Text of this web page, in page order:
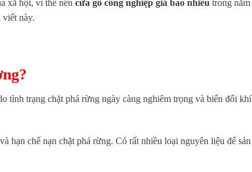
xã hội, vì thế nên cửa gỗ công nghiệpgiá bao nhiêu trong năm
viết này.
tình trạng chặt phá rừng ngày càng nghiêm trọng và biến đổi khí
hạn chế nạn chặt phá rừng. Có rất nhiều loại nguyên liệu để sản